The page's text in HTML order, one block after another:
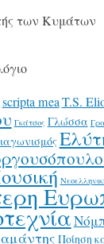
των Κυμάτων
scripta meaT.S.
Γκάτσος Γλώσσα
Ποίηση